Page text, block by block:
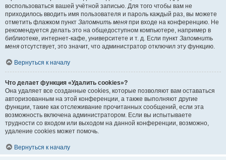
воспользоваться вашей учётной записью. Для того чтобы вам не
приходилось вводить имя пользователя и пароль каждый раз, вы можете
отметить флажком пункт Запомнить меня при входе на конференцию. Не
рекомендуется делать это на общедоступном компьютере, например в
библиотеке, интернет-кафе, университете и т. д. Если пункт Запомнить
меня отсутствует, это значит, что администратор отключил эту функцию.
Вернуться к началу
Что делает функция «Удалить cookies»?
Она удаляет все созданные cookies, которые позволяют вам оставаться
авторизованным на этой конференции, а также выполняют другие
функции, такие как отслеживание прочитанных сообщений, если эта
возможность включена администратором. Если вы испытываете
трудности со входом или выходом на данной конференции, возможно,
удаление cookies может помочь.
Вернуться к началу